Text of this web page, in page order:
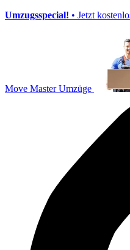
Umzugsspecial! • Jetzt
Move Master Umzüge